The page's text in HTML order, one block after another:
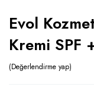
Evol
Kremi SPF
Değerlendirme yap